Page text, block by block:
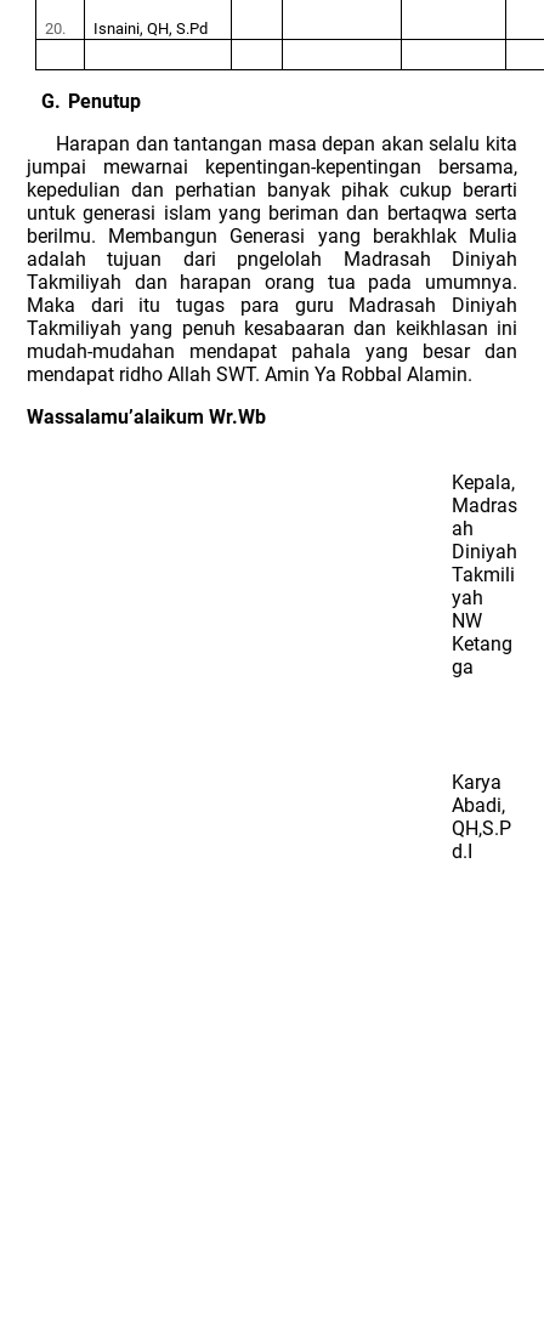
20. Isnaini, QH, S.Pd
G. Penutup
Harapan dan tantangan masa depan akan selalu kita
jumpai mewarnai kepentingan-kepentingan bersama,
kepedulian dan perhatian banyak pihak cukup berarti
untuk generasi islam yang beriman dan bertaqwa serta
berilmu. Membangun Generasi yang berakhlak Mulia
adalah tujuan dari pngelolah Madrasah Diniyah
Takmiliyah dan harapan orang tua pada umumnya.
Maka dari itu tugas para guru Madrasah Diniyah
Takmiliyah yang penuh kesabaaran dan keikhlasan ini
mudah-mudahan mendapat pahala yang besar dan
mendapat ridho Allah SWT. Amin Ya Robbal Alamin.
Wassalamu’alaikum Wr.Wb
Kepala,
Madras
ah
Diniyah
Takmili
yah
NW
Ketang
ga
Karya
Abadi,
QH,S.P
d.I